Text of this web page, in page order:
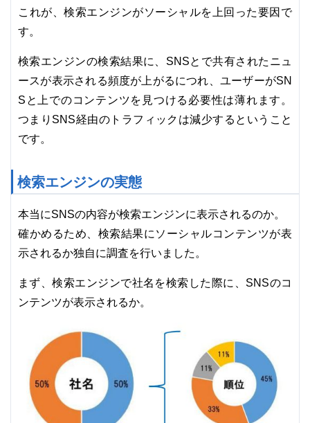
これが、検索エンジンがソーシャルを上回った要因で
す。
検索エンジンの検索結果に、SNSとで共有されたニュ
ースが表示される頻度が上がるにつれ、ユーザーがSN
Sと上でのコンテンツを見つける必要性は薄れます。
つまりSNS経由のトラフィックは減少するということ
です。
検索エンジンの実態
本当にSNSの内容が検索エンジンに表示されるのか。
確かめるため、検索結果にソーシャルコンテンツが表
示されるか独自に調査を行いました。
まず、検索エンジンで社名を検索した際に、SNSのコ
ンテンツが表示されるか。